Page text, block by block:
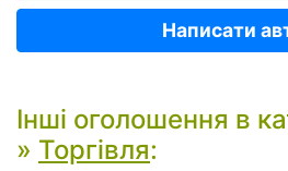
Написати
Інші оголошення в
» Торгівля: